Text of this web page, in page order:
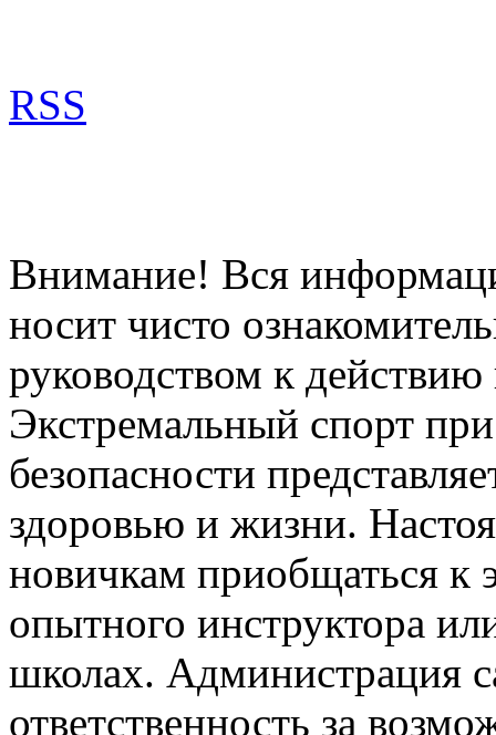
RSS
Внимание! Вся
носит чисто
руководством к
Экстремальный спорт
безопасности
здоровью и жизни.
новичкам приобщаться к
опытного инструктора
школах. Администрация
ответственность за